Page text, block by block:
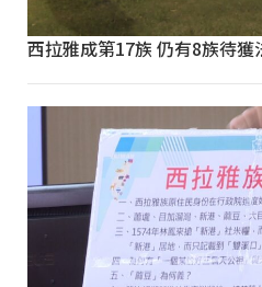
西拉雅成第17族 仍有8族待獲